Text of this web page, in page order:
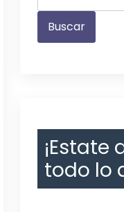
¡Estate
todo lo